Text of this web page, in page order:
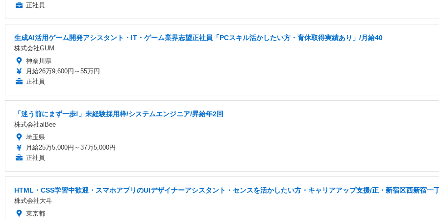
正社員
生成AI活用ゲーム開発アシスタント・IT・ゲーム業界志望正社員「PCスキル活かしたい方・育休取得実績あり」/月給40
株式会社GUM
神奈川県
月給26万9,600円～55万円
正社員
「迷う前にまず一歩!」未経験採用枠/システムエンジニア/昇給年2回
株式会社alBee
埼玉県
月給25万5,000円～37万5,000円
正社員
HTML・CSS学習中歓迎・スマホアプリのUIデザイナーアシスタント・センスを活かしたい方・キャリアアップ支援/正・新宿区西新宿一
株式会社大斗
東京都